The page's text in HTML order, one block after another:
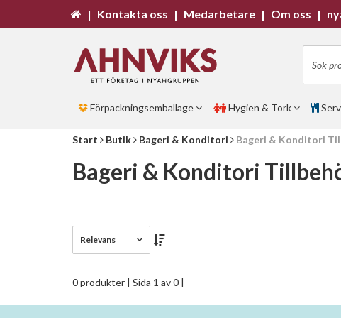
Start Butik Bageri & Konditori Bageri & Konditori
Bageri & Konditori
Relevans
0 produkter | Sida 1 av 0 |
| Kontakta oss | Medarbetare | Om oss |
Förpackningsemballage Hygien & Tork